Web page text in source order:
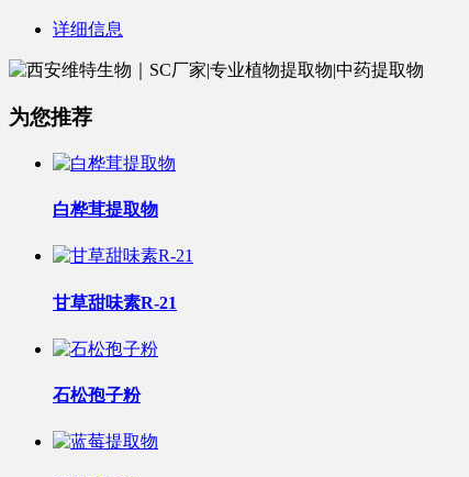
详细信息
为您推荐
白桦茸提取物
甘草甜味素R-21
石松孢子粉